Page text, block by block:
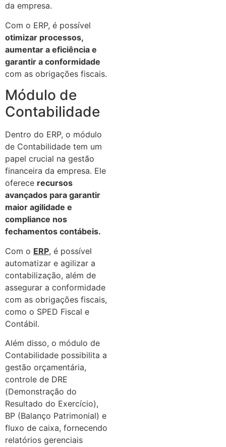
da empresa.
Com o ERP, é possível
otimizar processos,
aumentar a eficiência e
garantir a conformidade
com as obrigações fiscais.
Módulo de
Contabilidade
Dentro do ERP, o módulo
de Contabilidade tem um
papel crucial na gestão
financeira da empresa. Ele
oferece recursos
avançados para garantir
maior agilidade e
compliance nos
fechamentos contábeis.
Com o ERP, é possível
automatizar e agilizar a
contabilização, além de
assegurar a conformidade
com as obrigações fiscais,
como o SPED Fiscal e
Contábil.
Além disso, o módulo de
Contabilidade possibilita a
gestão orçamentária,
controle de DRE
(Demonstração do
Resultado do Exercício),
BP (Balanço Patrimonial) e
fluxo de caixa, fornecendo
relatórios gerenciais